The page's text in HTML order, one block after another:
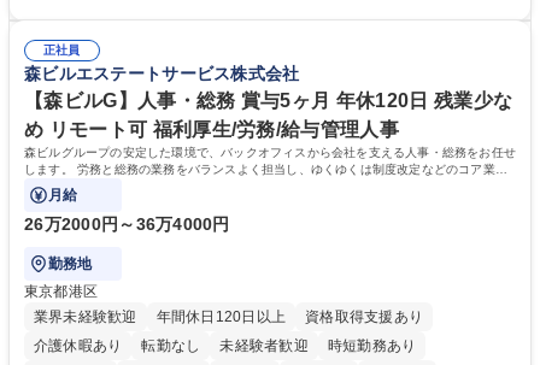
平均100件前後■メール・手紙：同上40件前後 募集職種 中野本社【お客様
相談室】お客様のお声をもとにより良い商品づくりへ貢献
すのでご安心ください。 【当社について】キリングループの広報機能を担
う会社として、お客様との出会いを大切にし、磨き上げたホスピタリティ
を込めてコミュニケーションをとりながら広報関連業務を行っておりま
す。 学歴・資格 学歴：大学院 大学 高専 短大 専修学校 高校 語学力： 資
格：
正社員
森ビルエステートサービス株式会社
【森ビルG】人事・総務 賞与5ヶ月 年休120日 残業少な
め リモート可 福利厚生/労務/給与管理人事
森ビルグループの安定した環境で、バックオフィスから会社を支える人事・総務をお任せ
します。 労務と総務の業務をバランスよく担当し、ゆくゆくは制度改定などのコア業務
にも挑戦できる、やりがいある環境です。
月給
26万2000円～36万4000円
勤務地
東京都港区
業界未経験歓迎
年間休日120日以上
資格取得支援あり
介護休暇あり
転勤なし 未経験者歓迎
時短勤務あり